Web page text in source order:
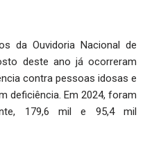
da Ouvidoria Nacional de
deste ano já ocorreram
contra pessoas idosas e
deficiência. Em 2024, foram
179,6 mil e 95,4 mil